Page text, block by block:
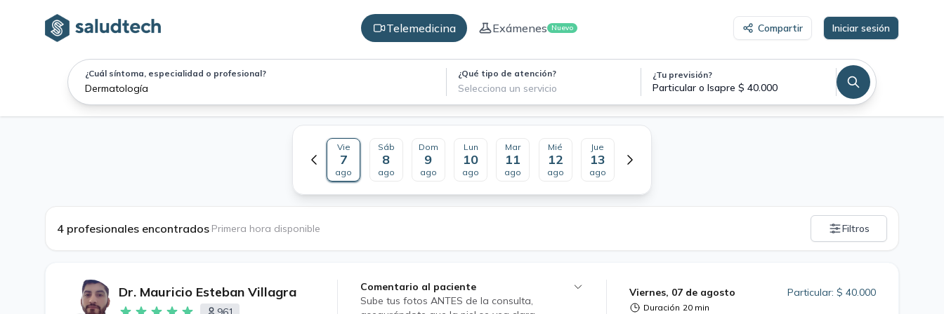
Telemedicina Exámenes Nuevo Compartir Iniciar sesión
¿Cuál síntoma, especialidad o profesional? ¿Qué tipo de atención?
Selecciona un servicio
¿Tu previsión?
Particular o Isapre $ 40.000
Vie
7
ago
Sáb
8
ago
Dom
9
ago
Lun
10
ago
Mar
11
ago
Mié
12
ago
Jue
13
ago
4 profesionales encontrados Primera hora disponible Filtros
Dr. Mauricio Esteban Villagra Viernes, 07 de agosto
Duración 20 min
Particular: $ 40.000
Comentario al paciente
Sube tus fotos ANTES de la consulta,